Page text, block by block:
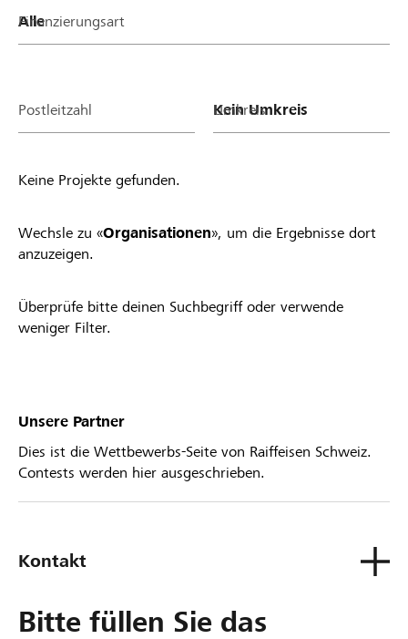
Finanzierungsart
Postleitzahl Umkreis
Keine Projekte gefunden.
Wechsle zu «Organisationen», um die Ergebnisse dort
anzuzeigen.
Überprüfe bitte deinen Suchbegriff oder verwende
weniger Filter.
Unsere Partner
Dies ist die Wettbewerbs-Seite von Raiffeisen Schweiz.
Contests werden hier ausgeschrieben.
Kontakt
Bitte füllen Sie das